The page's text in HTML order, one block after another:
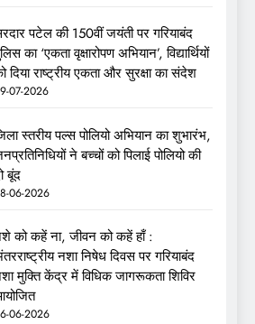
पटेल की 150वीं जयंती पर गरियाबंद
का ‘एकता वृक्षारोपण अभियान’, विद्यार्थियों
दिया राष्ट्रीय एकता और सुरक्षा का संदेश
07-2026
स्तरीय पल्स पोलियो अभियान का शुभारंभ,
ने बच्चों को पिलाई पोलियो की
बूंद
06-2026
को कहें ना, जीवन को कहें हाँ :
नशा निषेध दिवस पर गरियाबंद
मुक्ति केंद्र में विधिक जागरूकता शिविर
06-2026